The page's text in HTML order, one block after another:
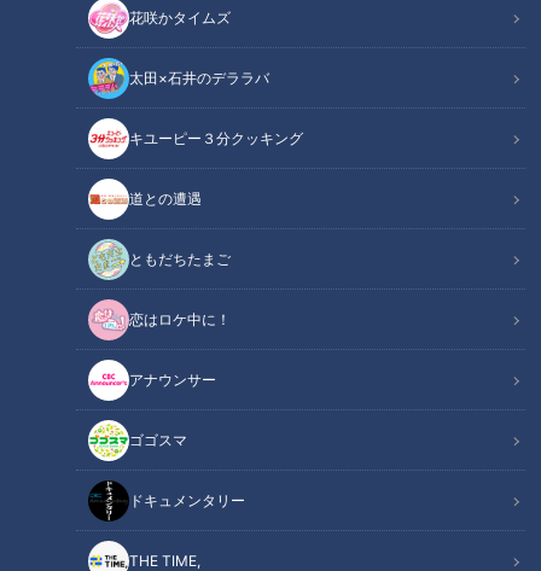
花咲かタイムズ
太田×石井のデララバ
キユーピー３分クッキング
道との遭遇
ともだちたまご
恋はロケ中に！
アナウンサー
ゴゴスマ
ドキュメンタリー
THE TIME,
CBCテレビ『チャント！』食べなきゃ損する！愛されフード
この記事の画像（全13枚）